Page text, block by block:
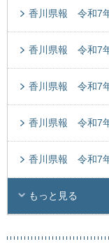
香川県報 令和7
香川県報 令和7
香川県報 令和7
香川県報 令和7
香川県報 令和7
もっと見る